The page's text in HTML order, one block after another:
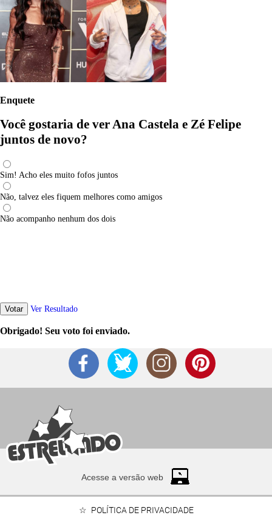
Enquete
Você gostaria de ver Ana Castela e Zé Felipe
juntos de novo?
Sim! Acho eles muito fofos juntos
Não, talvez eles fiquem melhores como amigos
Não acompanho nenhum dos dois
Votar Ver Resultado
Obrigado! Seu voto foi enviado.
Acesse a versão web
POLÍTICA DE PRIVACIDADE